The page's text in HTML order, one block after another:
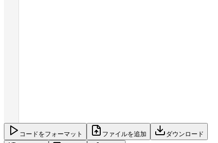
コードをフォーマット ファイルを追加 ダウンロード